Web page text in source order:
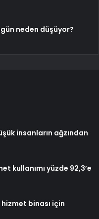
neden düşüyor?
insanların ağzından
kullanımı yüzde 92,3’e
binası için